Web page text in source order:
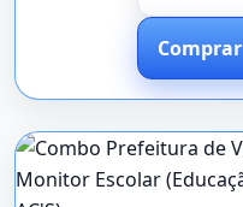
Comprar